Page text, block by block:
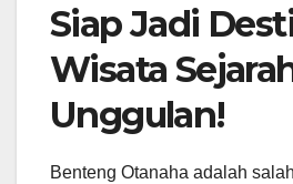
Siap Jadi
Wisata
Unggulan!
Benteng Otanaha adalah